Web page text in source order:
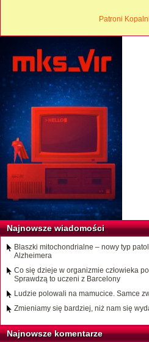
Patroni
Najnowsze wiadomości
Blaszki mitochondrialne – nowy typ
Alzheimera
Co się dzieje w organizmie człowieka
Sprawdzą to uczeni z Barcelony
Ludzie polowali na mamucice. Samce
Zmieniamy się bardziej, niż nam się
Najnowsze komentarze